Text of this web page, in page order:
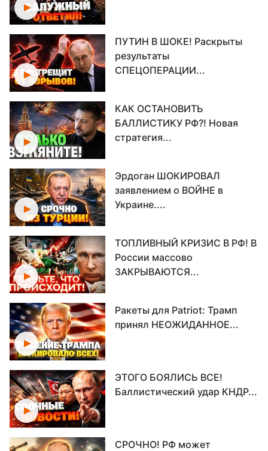
ПУТИН В ШОКЕ! Раскрыты
результаты
СПЕЦОПЕРАЦИИ...
КАК ОСТАНОВИТЬ
БАЛЛИСТИКУ РФ?! Новая
стратегия...
Эрдоган ШОКИРОВАЛ
заявлением о ВОЙНЕ в
Украине....
ТОПЛИВНЫЙ КРИЗИС В РФ! В
России массово
ЗАКРЫВАЮТСЯ...
Ракеты для Patriot: Трамп
принял НЕОЖИДАННОЕ...
ЭТОГО БОЯЛИСЬ ВСЕ!
Баллистический удар КНДР...
СРОЧНО! РФ может